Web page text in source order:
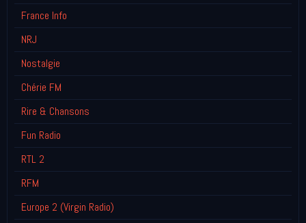
France Info
NRJ
Nostalgie
Chérie FM
Rire & Chansons
Fun Radio
RTL 2
RFM
Europe 2 (Virgin Radio)